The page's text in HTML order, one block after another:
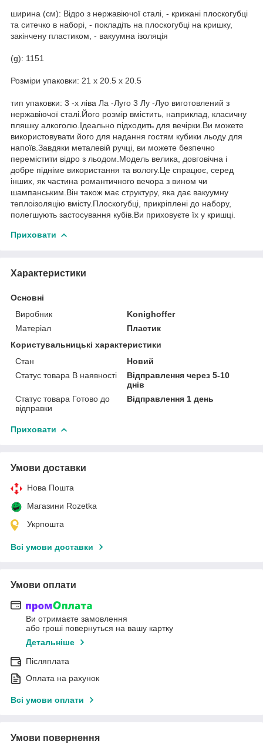
ширина (см): Відро з нержавіючої сталі, - крижані плоскогубці
та ситечко в наборі, - покладіть на плоскогубці на кришку,
закінчену пластиком, - вакуумна ізоляція
(g): 1151
Розміри упаковки: 21 x 20.5 x 20.5
тип упаковки: 3 -х ліва Ла -Луго 3 Лу -Луо виготовлений з
нержавіючої сталі.Його розмір вмістить, наприклад, класичну
пляшку алкоголю.Ідеально підходить для вечірки.Ви можете
використовувати його для надання гостям кубики льоду для
напоїв.Завдяки металевій ручці, ви можете безпечно
перемістити відро з льодом.Модель велика, довговічна і
добре підніме використання та вологу.Це спрацює, серед
інших, як частина романтичного вечора з вином чи
шампанським.Він також має структуру, яка дає вакуумну
теплоізоляцію вмісту.Плоскогубці, прикріплені до набору,
полегшують застосування кубів.Ви приховуєте їх у кришці.
Приховати
Характеристики
Основні
Виробник
Konighoffer
Матеріал
Пластик
Користувальницькі характеристики
Стан
Новий
Статус товара В наявності
Відправлення через 5-10
днів
Статус товара Готово до
відправки
Відправлення 1 день
Приховати
Умови доставки
Нова Пошта
Магазини Rozetka
Укрпошта
Всі умови доставки
Умови оплати
Ви отримаєте замовлення
або гроші повернуться на вашу картку
Детальніше
Післяплата
Оплата на рахунок
Всі умови оплати
Умови повернення